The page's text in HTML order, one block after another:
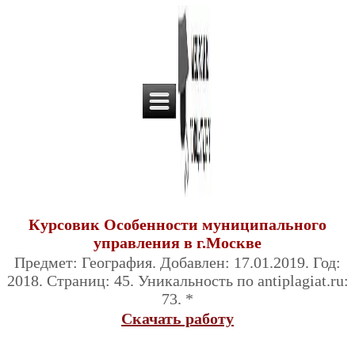
Курсовик Особенности муниципального
управления в г.Москве
Предмет: География. Добавлен: 17.01.2019. Год:
2018. Страниц: 45. Уникальность по antiplagiat.ru:
73. *
Скачать работу